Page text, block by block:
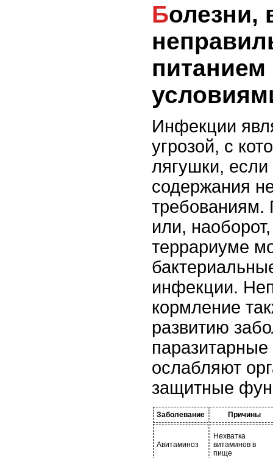
Болезни, вызванные
питанием
Инфекции
угрозой, с
лягушки,
содержания
требованиям.
или,
террариуме
инфекции.
кормление
развитию
ослабляют
защитные
Заболевание Причины
Авитаминоз
Нехватка
витаминов в
пище